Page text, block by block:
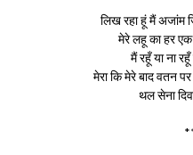
लिख रहा हूं मैं
मेरे लहू का हर
मैं रहूँ या ना
मेरा कि मेरे बाद वतन
थल सेना